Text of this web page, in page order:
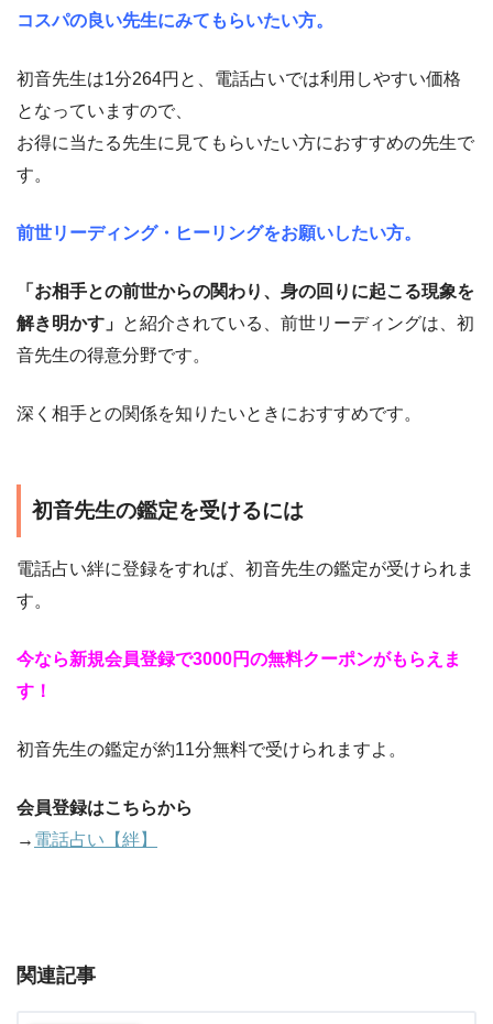
コスパの良い先生にみてもらいたい方。
初音先生は1分264円と、電話占いでは利用しやすい価格
となっていますので、
お得に当たる先生に見てもらいたい方におすすめの先生で
す。
前世リーディング・ヒーリングをお願いしたい方。
「お相手との前世からの関わり、身の回りに起こる現象を
解き明かす」 と紹介されている、前世リーディングは、初
音先生の得意分野です。
深く相手との関係を知りたいときにおすすめです。
初音先生の鑑定を受けるには
電話占い絆に登録をすれば、初音先生の鑑定が受けられま
す。
今なら新規会員登録で3000円の無料クーポンがもらえま
す！
初音先生の鑑定が約11分無料で受けられますよ。
会員登録はこちらから
→ 電話占い【絆】
関連記事